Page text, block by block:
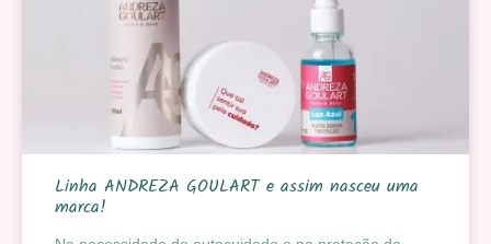
Linha ANDREZA GOULART e assim nasceu uma
marca!